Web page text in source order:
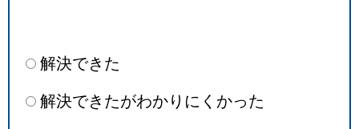
解決できた
解決できたがわかりにくかった